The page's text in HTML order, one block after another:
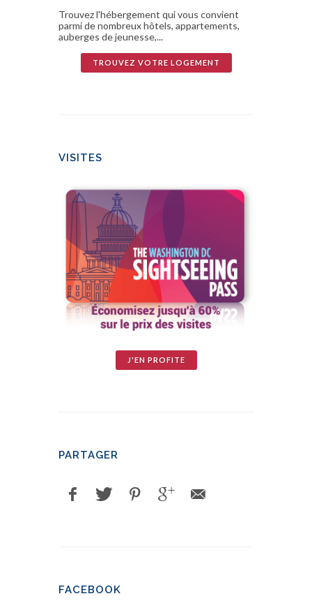
Trouvez l'hébergement qui vous convient
parmi de nombreux hôtels, appartements,
auberges de jeunesse,...
TROUVEZ VOTRE LOGEMENT
VISITES
J'EN PROFITE
PARTAGER
FACEBOOK